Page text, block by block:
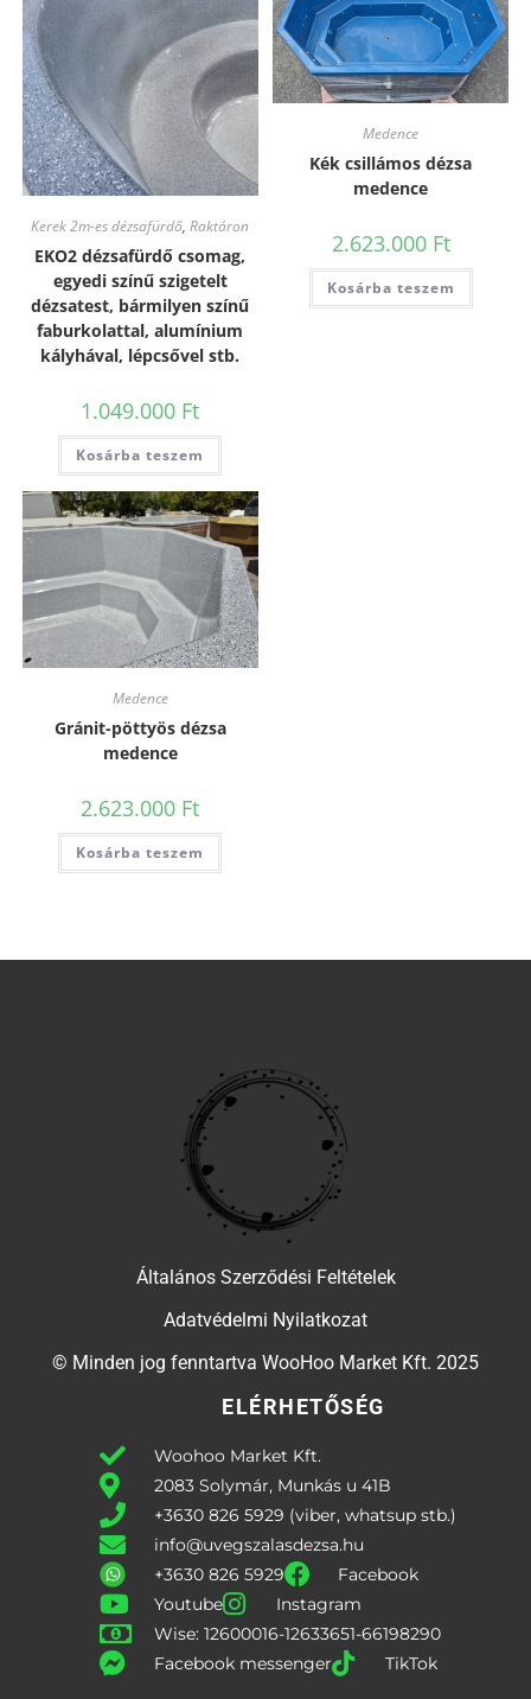
Kerek 2m-es dézsafürdő,Raktáron
EKO2 dézsafürdő csomag,
egyedi színű szigetelt
dézsatest, bármilyen színű
faburkolattal, alumínium
kályhával, lépcsővel stb.
1.049.000 Ft
Kosárba teszem
Medence
Kék csillámos dézsa
medence
2.623.000 Ft
Kosárba teszem
Medence
Gránit-pöttyös dézsa
medence
2.623.000 Ft
Kosárba teszem
Általános Szerződési Feltételek
Adatvédelmi Nyilatkozat
© Minden jog fenntartva WooHoo Market Kft. 2025
ELÉRHETŐSÉG
Woohoo Market Kft.
2083 Solymár, Munkás u 41B
+3630 826 5929 (viber, whatsup stb.)
info@uvegszalasdezsa.hu
+3630 826 5929
Facebook
Youtube
Instagram
Wise: 12600016-12633651-66198290
Facebook messenger
TikTok